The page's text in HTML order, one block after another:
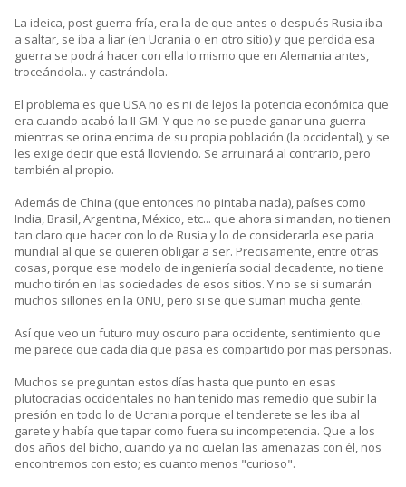
La ideica, post guerra fría, era la de que antes o después Rusia iba
a saltar, se iba a liar (en Ucrania o en otro sitio) y que perdida esa
guerra se podrá hacer con ella lo mismo que en Alemania antes,
troceándola.. y castrándola.
El problema es que USA no es ni de lejos la potencia económica que
era cuando acabó la II GM. Y que no se puede ganar una guerra
mientras se orina encima de su propia población (la occidental), y se
les exige decir que está lloviendo. Se arruinará al contrario, pero
también al propio.
Además de China (que entonces no pintaba nada), países como
India, Brasil, Argentina, México, etc... que ahora si mandan, no tienen
tan claro que hacer con lo de Rusia y lo de considerarla ese paria
mundial al que se quieren obligar a ser. Precisamente, entre otras
cosas, porque ese modelo de ingeniería social decadente, no tiene
mucho tirón en las sociedades de esos sitios. Y no se si sumarán
muchos sillones en la ONU, pero si se que suman mucha gente.
Así que veo un futuro muy oscuro para occidente, sentimiento que
me parece que cada día que pasa es compartido por mas personas.
Muchos se preguntan estos días hasta que punto en esas
plutocracias occidentales no han tenido mas remedio que subir la
presión en todo lo de Ucrania porque el tenderete se les iba al
garete y había que tapar como fuera su incompetencia. Que a los
dos años del bicho, cuando ya no cuelan las amenazas con él, nos
encontremos con esto; es cuanto menos "curioso".